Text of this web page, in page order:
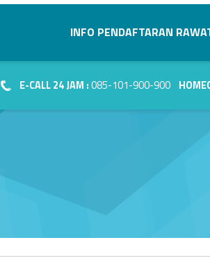
INFO PENDAFTARAN
E-CALL 24 JAM :085-101-900-900